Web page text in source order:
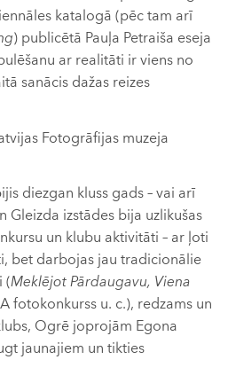
katalogā (pēc tam arī
) publicētā Pauļa Petraiša eseja
ar realitāti ir viens no
sanācis dažas reizes
Fotogrāfijas muzeja
diezgan kluss gads – vai arī
Gleizda izstādes bija uzlikušas
un klubu aktivitāti – ar ļoti
bet darbojas jau tradicionālie
(Meklējot Pārdaugavu, Viena
fotokonkurss u. c.), redzams un
Ogrē joprojām Egona
jaunajiem un tikties